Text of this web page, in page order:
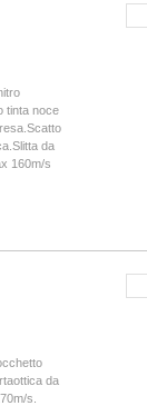
tinta noce
da
160m/s
da
s.